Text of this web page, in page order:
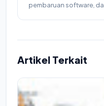
pembaruan software,
Artikel Terkait